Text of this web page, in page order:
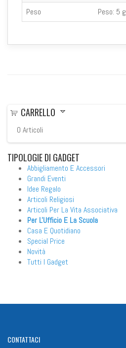
Peso
Peso: 5 g
CARRELLO
0 Articoli
TIPOLOGIEDI GADGET
Abbigliamento E Accessori
Grandi Eventi
Idee Regalo
Articoli Religiosi
Articoli Per La Vita Associativa
Per L'Ufficio E La Scuola
Casa E Quotidiano
Special Price
Novità
Tutti I Gadget
CONTATTACI